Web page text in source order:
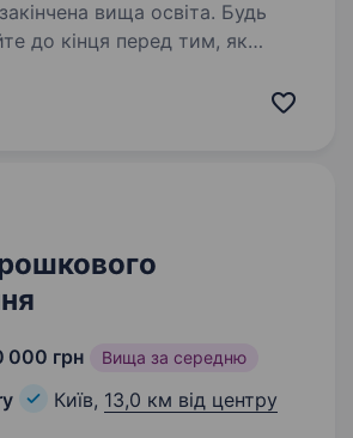
вища освіта. Будь
до кінця перед тим, як
Sad шукає в команду
000 грн Вища за середню
Київ, 13,0 км від центру